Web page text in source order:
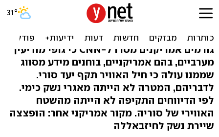
דיווחים בארה"ב: ישראל
תקפה בסוריה בליל חמישי
גורמים אמריקנים מסרו ל-CNN כי גופי מודיעין
מערביים, בהם אמריקניים, בוחנים מידע מסווג
שממנו עולה כי חיל האוויר תקף יעד סורי.
לדבריהם, המטרה לא הייתה מאגרי נשק כימי.
לפי הדיווחים התקיפה לא הייתה מהשטח
האווירי של סוריה. מקור אמריקני אחר: הופצצה
שיירת נשק לחיזבאללה